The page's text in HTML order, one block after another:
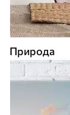
Природа